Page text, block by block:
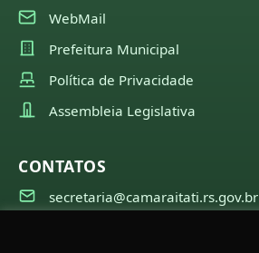
WebMail
Prefeitura Municipal
Política de Privacidade
Assembleia Legislativa
CONTATOS
secretaria@camaraitati.rs.gov.br